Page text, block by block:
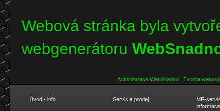
Webová stránka byla
webgenerátoru
Administrace WebSnadno| Tvorba
Úvod - info Servis a prodej
MF-